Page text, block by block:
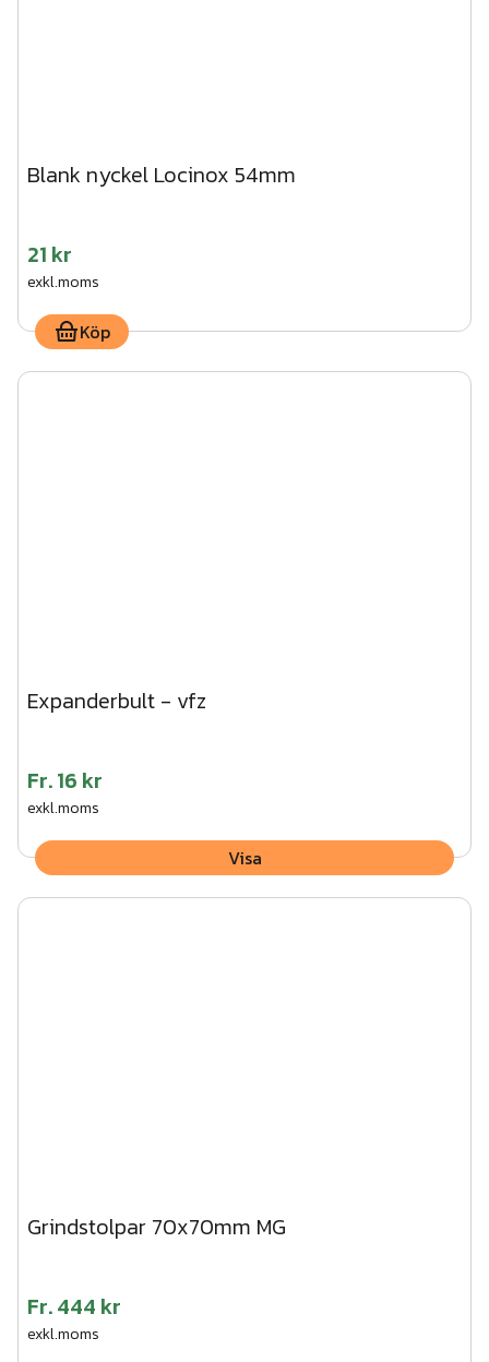
Blank nyckel Locinox 54mm
21 kr
exkl.moms
Köp
Expanderbult - vfz
Fr.16 kr
exkl.moms
Visa
Grindstolpar 70x70mm MG
Fr.444 kr
exkl.moms